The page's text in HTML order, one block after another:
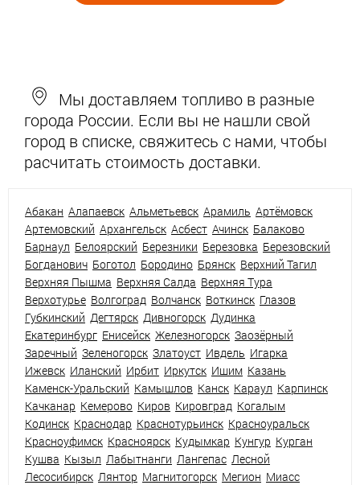
Мы доставляем топливо в разные
города России. Если вы не нашли свой
город в списке, свяжитесь с нами, чтобы
расчитать стоимость доставки.
Абакан Алапаевск Альметьевск Арамиль Артёмовск
Артемовский Архангельск Асбест Ачинск Балаково
Барнаул Белоярский Березники Березовка Березовский
Богданович Боготол Бородино Брянск Верхний Тагил
Верхняя Пышма Верхняя Салда Верхняя Тура
Верхотурье Волгоград Волчанск Воткинск Глазов
Губкинский Дегтярск Дивногорск Дудинка
Екатеринбург Енисейск Железногорск Заозёрный
Заречный Зеленогорск Златоуст Ивдель Игарка
Ижевск Иланский Ирбит Иркутск Ишим Казань
Каменск-Уральский Камышлов Канск Караул Карпинск
Качканар Кемерово Киров Кировград Когалым
Кодинск Краснодар Краснотурьинск Красноуральск
Красноуфимск Красноярск Кудымкар Кунгур Курган
Кушва Кызыл Лабытнанги Лангепас Лесной
Лесосибирск Лянтор Магнитогорск Мегион Миасс